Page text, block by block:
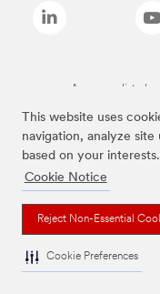
This website uses
navigation, analyze
based on your interests.
Cookie Notice
Reject Non-Essential
Cookie Preferences
As marcas